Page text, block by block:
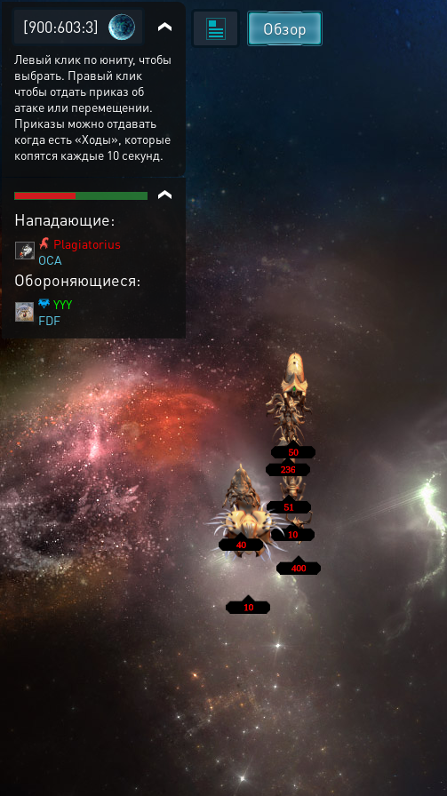
Обзор
[900:603:3]
Левый клик по юниту, чтобы
выбрать. Правый клик
чтобы отдать приказ об
атаке или перемещении.
Приказы можно отдавать
когда есть «Ходы», которые
копятся каждые 10 секунд.
Нападающие:
Plagiatorius
OCA
Обороняющиеся:
YYY
FDF